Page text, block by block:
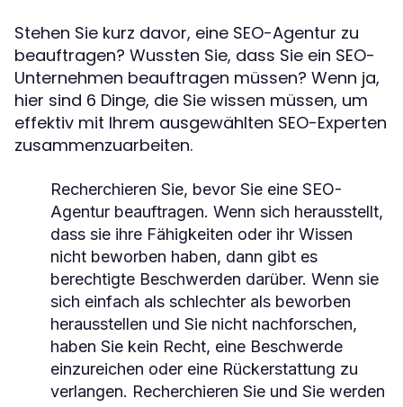
Stehen Sie kurz davor, eine SEO-Agentur zu
beauftragen? Wussten Sie, dass Sie ein SEO-
Unternehmen beauftragen müssen? Wenn ja,
hier sind 6 Dinge, die Sie wissen müssen, um
effektiv mit Ihrem ausgewählten SEO-Experten
zusammenzuarbeiten.
Recherchieren Sie, bevor Sie eine SEO-
Agentur beauftragen. Wenn sich herausstellt,
dass sie ihre Fähigkeiten oder ihr Wissen
nicht beworben haben, dann gibt es
berechtigte Beschwerden darüber. Wenn sie
sich einfach als schlechter als beworben
herausstellen und Sie nicht nachforschen,
haben Sie kein Recht, eine Beschwerde
einzureichen oder eine Rückerstattung zu
verlangen. Recherchieren Sie und Sie werden